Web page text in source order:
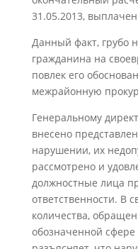
31.05.2013,
Данный факт, грубо
гражданина на
повлек его
межрайонную
Генеральному
внесено
нарушении, их
рассмотрено и
должностные лица
ответственности. В
количества,
обозначенной